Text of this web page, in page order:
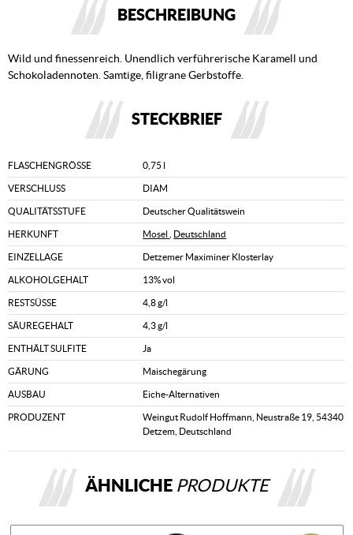
BESCHREIBUNG
Wild und finessenreich. Unendlich verführerische Karamell und
Schokoladennoten. Samtige, filigrane Gerbstoffe.
STECKBRIEF
FLASCHENGRÖSSE 0,75 l
VERSCHLUSS DIAM
QUALITÄTSSTUFE Deutscher Qualitätswein
HERKUNFT Mosel Deutschland
EINZELLAGE Detzemer Maximiner Klosterlay
ALKOHOLGEHALT 13% vol
RESTSÜSSE 4,8 g/l
SÄUREGEHALT 4,3 g/l
ENTHÄLT SULFITE Ja
GÄRUNG Maischegärung
AUSBAU Eiche-Alternativen
PRODUZENT
Weingut Rudolf Hoffmann, Neustraße 19, 54340
Detzem, Deutschland
ÄHNLICHE PRODUKTE